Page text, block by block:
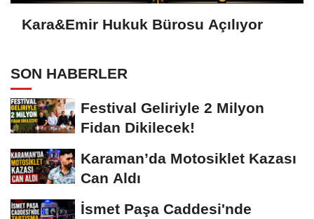
Kara&Emir Hukuk Bürosu Açılıyor
SON HABERLER
Festival Geliriyle 2 Milyon
Fidan Dikilecek!
Karaman’da Motosiklet Kazası
Can Aldı
İsmet Paşa Caddesi'nde